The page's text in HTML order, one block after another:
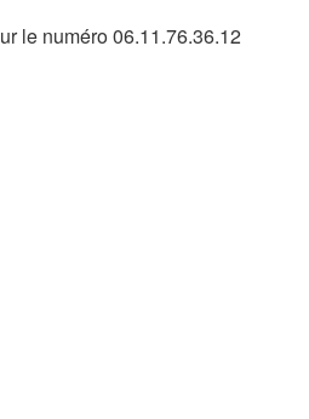
le numéro 06.11.76.36.12